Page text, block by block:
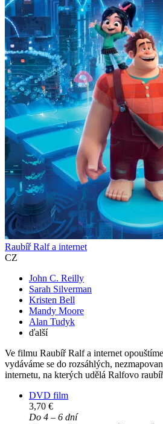
Raubíř Ralf a internet
CZ
John C. Reilly
Sarah Silverman
Kristen Bell
Mandy Moore
Alan Tudyk
ďalší
Ve filmu Raubíř Ralf a internet
vydáváme se do rozsáhlých,
internetu, na kterých udělá Ralfovo
DVD film
3,70 €
Do 4 – 6 dní